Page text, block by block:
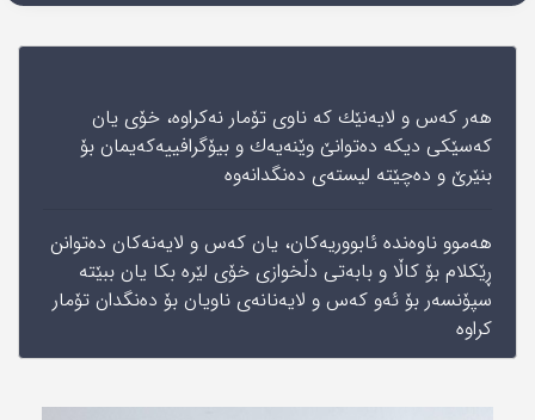
هه‌ر كه‌س و لایه‌نێك كه‌ ناوی‌ تۆمار نه‌كراوه‌، خۆی‌ یان
كه‌سێكی‌ دیكه‌ ده‌توانێ‌ وێنه‌یه‌ك و بیۆگرافییه‌كه‌یمان‌ بۆ
بنێرێ‌ و ده‌چێته‌ لیسته‌ی‌ ده‌نگدانه‌وه
هه‌موو ناوه‌نده‌ ئابووریه‌كان، یان كه‌س و لایه‌نه‌كان ده‌توانن‌
ڕێكلام بۆ كاڵا‌ و بابه‌تی‌‌ دڵخوازی‌ خۆی‌ لێره‌ بكا یان ببێته‌
سپۆنسه‌ر بۆ ئه‌و كه‌س و لایه‌نانه‌ی‌ ناویان بۆ ده‌نگدان تۆمار
كراوه‌